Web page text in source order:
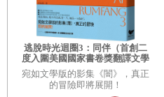
逃脫時光迴圈3：同伴（首創二
度入圍美國國家書卷獎翻譯文學
獎記錄）
宛如文學版的影集《闇》，真正
的冒險即將展開！